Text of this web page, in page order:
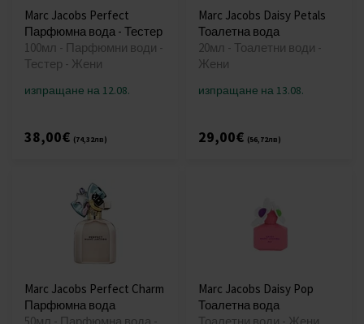
Marc Jacobs Perfect
Парфюмна вода - Тестер
100мл - Парфюмни води -
Тестер - Жени
изпращане на 12.08.
38,00€ (74,32лв)
Marc Jacobs Daisy Petals
Тоалетна вода
20мл - Тоалетни води -
Жени
изпращане на 13.08.
29,00€ (56,72лв)
Marc Jacobs Perfect Charm
Парфюмна вода
Marc Jacobs Daisy Pop
Тоалетна вода